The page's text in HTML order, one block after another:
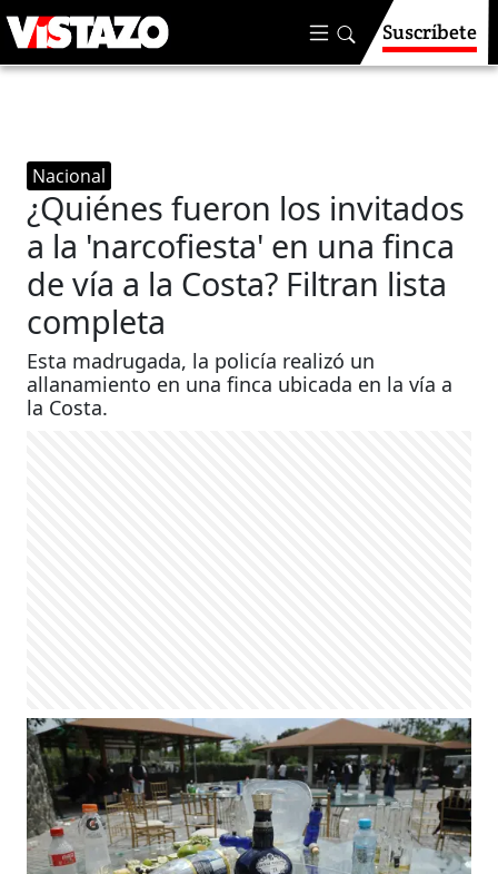
Suscríbete
Nacional
¿Quiénes fueron los invitados
a la 'narcofiesta' en una finca
de vía a la Costa? Filtran lista
completa
Esta madrugada, la policía realizó un
allanamiento en una finca ubicada en la vía a
la Costa.